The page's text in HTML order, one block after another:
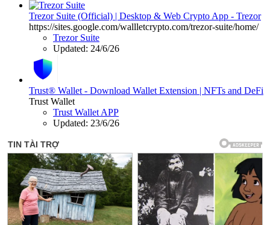
Trezor Suite (Official) | Desktop & Web Crypto App - Trezor
https://sites.google.com/wallletcrypto.com/trezor-suite/home/
Trezor Suite
Updated: 24/6/26
Trust® Wallet - Download Wallet Extension | NFTs and DeFi
Trust Wallet
Trust Wallet APP
Updated: 23/6/26